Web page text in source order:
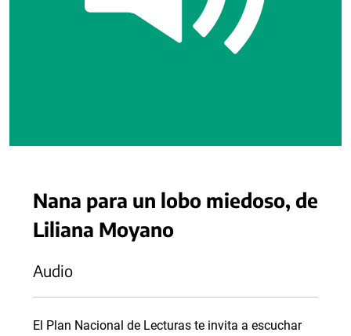
Nana para un lobo miedoso, de
Liliana Moyano
Audio
El Plan Nacional de Lecturas te invita a escuchar